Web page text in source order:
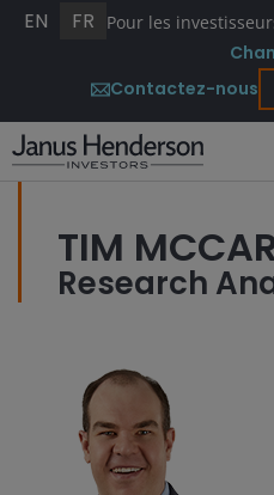
EN FR Pour les
Contactez-nous
TIM
Research